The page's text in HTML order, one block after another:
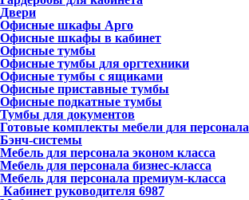
Двери
Офисные шкафы Арго
Офисные шкафы в кабинет
Офисные тумбы
Офисные тумбы для оргтехники
Офисные тумбы с ящиками
Офисные приставные тумбы
Офисные подкатные тумбы
Тумбы для документов
Готовые комплекты мебели для персонала
Бэнч-системы
Мебель для персонала эконом класса
Мебель для персонала бизнес-класса
Мебель для персонала премиум-класса
Кабинет руководителя 6987